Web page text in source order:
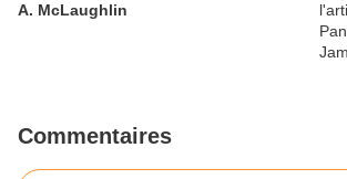
A. McLaughlin
Commentaires